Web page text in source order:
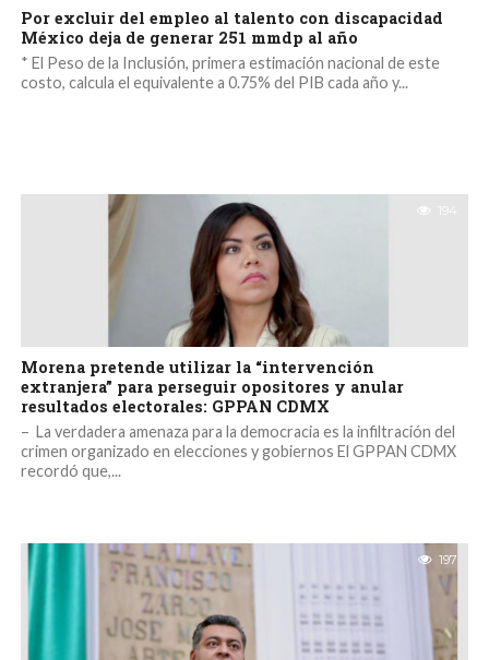
Por excluir del empleo al talento con discapacidad
México deja de generar 251 mmdp al año
* El Peso de la Inclusión, primera estimación nacional de este
costo, calcula el equivalente a 0.75% del PIB cada año y...
194
Morena pretende utilizar la “intervención
extranjera” para perseguir opositores y anular
resultados electorales: GPPAN CDMX
– La verdadera amenaza para la democracia es la infiltración del
crimen organizado en elecciones y gobiernos El GPPAN CDMX
recordó que,...
197